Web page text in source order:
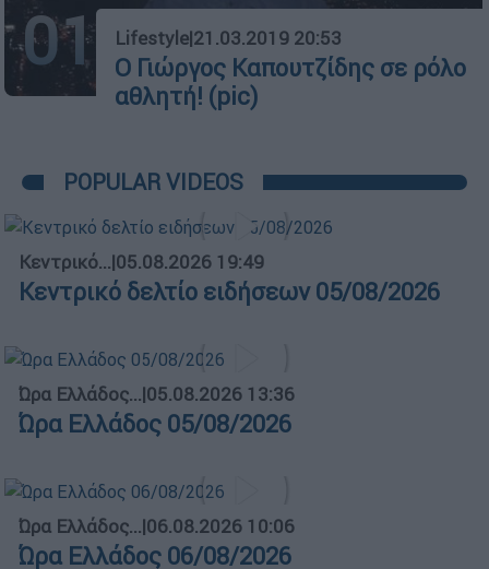
01 Lifestyle|21.03.2019 20:53
Ο Γιώργος Καπουτζίδης σε ρόλο
αθλητή! (pic)
POPULAR VIDEOS
Κεντρικό...|05.08.2026 19:49
Κεντρικό δελτίο ειδήσεων 05/08/2026
Ώρα Ελλάδος...|05.08.2026 13:36
Ώρα Ελλάδος 05/08/2026
Ώρα Ελλάδος...|06.08.2026 10:06
Ώρα Ελλάδος 06/08/2026